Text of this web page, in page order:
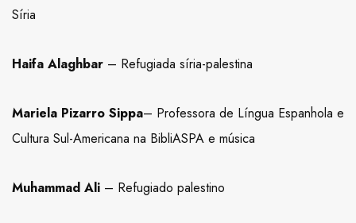
Síria
Haifa Alaghbar – Refugiada síria-palestina
Mariela Pizarro Sippa– Professora de Língua Espanhola e
Cultura Sul-Americana na BibliASPA e música
Muhammad Ali – Refugiado palestino